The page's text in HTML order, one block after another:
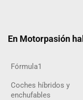
En Motorpasión
Fórmula1
Coches híbridos y
enchufables